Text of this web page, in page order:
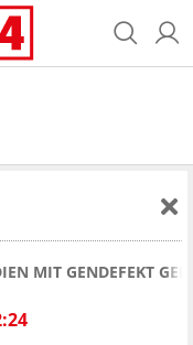
MIT GENDEFEKT